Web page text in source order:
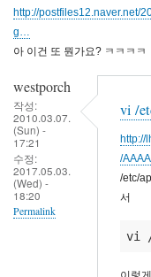
http://postfiles12.naver.net/
g…
아 이건 또 뭔가요? ㅋㅋㅋㅋ
westporch
작성:
2010.03.07.
(Sun) -
17:21
수정:
2017.05.03.
(Wed) -
18:20
Permalink
vi /
http://
/
/etc/
서
vi